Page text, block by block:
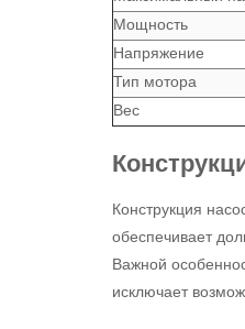
Мощность
Напряжение
Тип мотора
Вес
Конструкция
обеспечивает
Важной
исключает